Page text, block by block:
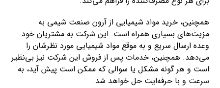
همچنین، خرید مواد شیمیایی از آرون صنعت شیمی به
مزیت‌های بسیاری همراه است. این شرکت به مشتریان خود
وعده ارسال سریع و به موقع مواد شیمیایی مورد نظرشان را
می‌دهد. همچنین، خدمات پس از فروش این شرکت نیز بی‌نظیر
است و هر گونه مشکل یا سوالی که ممکن است پیش آید، به
سرعت و با حرفه‌ایت حل خواهد شد.